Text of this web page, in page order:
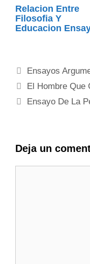
Relacion Entre
Filosofia Y
Educacion
Categorías
Ensayos
El Hombre Que
Ensayo De La
Deja un